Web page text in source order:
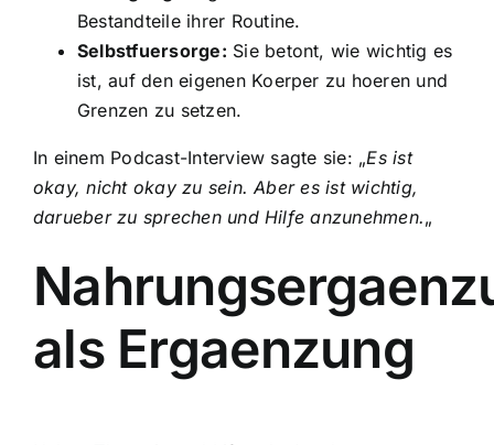
Bestandteile ihrer Routine.
Selbstfuersorge: Sie betont, wie wichtig es
ist, auf den eigenen Koerper zu hoeren und
Grenzen zu setzen.
In einem Podcast-Interview sagte sie: „Es ist
okay, nicht okay zu sein. Aber es ist wichtig,
darueber zu sprechen und Hilfe anzunehmen.„
als Ergaenzung